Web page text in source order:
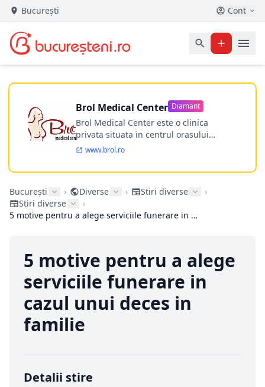
București Cont
Brol Medical Center Diamant
Brol Medical Center este o clinica
privata situata in centrul orasului
Timisoara avand o experienta de
Incepand din anul 2009 clinica isi
ultramodern.
www.brol.ro
București › Diverse › Stiri diverse
›
Stiri diverse
›
5 motive pentru a alege serviciile funerare in cazul unui deces in familie
5 motive pentru a alege
serviciile funerare in
cazul unui deces in
familie
Detalii stire